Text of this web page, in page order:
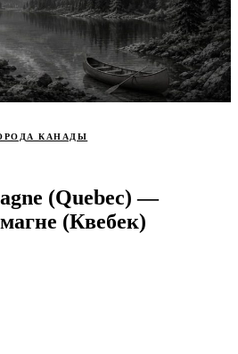
КАНАДЫ
(Quebec) —
(Квебек)